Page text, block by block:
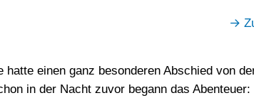
→
hatte einen ganz besonderen Abschied von
in der Nacht zuvor begann das Abenteuer: